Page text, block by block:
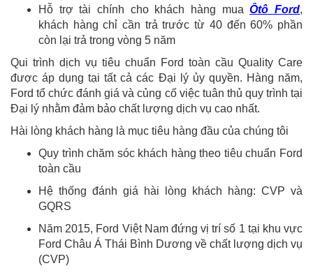
Hỗ trợ tài chính cho khách hàng muaÔtô Ford,
khách hàng chỉ cần trả trước từ 40 đến 60% phần
còn lại trả trong vòng 5 năm
Qui trình dịch vụ tiêu chuẩn Ford toàn cầu Quality Care
được áp dụng tại tất cả các Đại lý ủy quyền. Hàng năm,
Ford tổ chức đánh giá và củng cố việc tuân thủ quy trình tại
Đại lý nhằm đảm bảo chất lượng dịch vụ cao nhất.
Hài lòng khách hàng là mục tiêu hàng đầu của chúng tôi
Quy trình chăm sóc khách hàng theo tiêu chuẩn Ford
toàn cầu
Hệ thống đánh giá hài lòng khách hàng: CVP và
GQRS
Năm 2015, Ford Việt Nam đứng vị trí số 1 tại khu vực
Ford Châu Á Thái Bình Dương về chất lượng dịch vụ
(CVP)